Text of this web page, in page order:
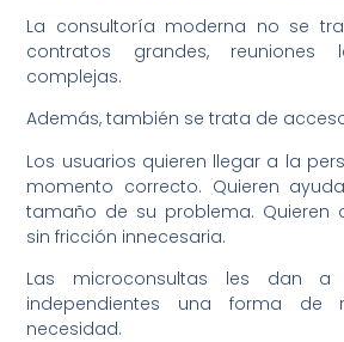
La consultoría moderna no se
contratos grandes,
complejas.
Además, también se trata de
Los usuarios quieren llegar a la
momento correcto. Quieren
tamaño de su problema. Quieren
sin fricción innecesaria.
Las microconsultas les dan a
independientes una forma de
necesidad.